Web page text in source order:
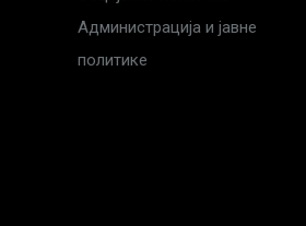
Администрација и јавне
политике